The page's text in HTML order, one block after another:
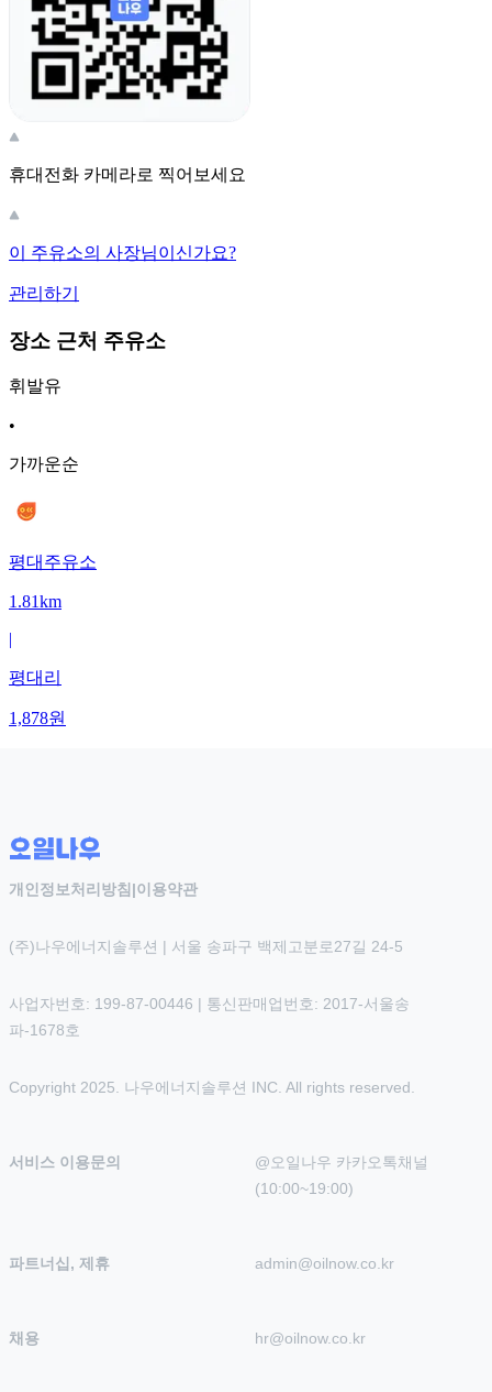
휴대전화 카메라로 찍어보세요
이 주유소의 사장님이신가요?
관리하기
장소 근처 주유소
휘발유
•
가까운순
평대주유소
1.81km
|
평대리
1,878원
개인정보처리방침 |이용약관
(주)나우에너지솔루션 | 서울 송파구 백제고분로27길 24-5
사업자번호: 199-87-00446 | 통신판매업번호: 2017-서울송
파-1678호
Copyright 2025. 나우에너지솔루션 INC. All rights reserved.
서비스 이용문의
@오일나우 카카오톡채널
(10:00~19:00)
파트너십, 제휴 admin@oilnow.co.kr
채용 hr@oilnow.co.kr